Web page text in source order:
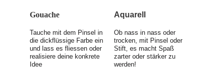
Gouache
Tauche mit dem Pinsel in
die dickflüssige Farbe ein
und lass es fliessen oder
realisiere deine konkrete
Idee
Aquarell
Ob nass in nass oder
trocken, mit Pinsel oder
Stift, es macht Spaß
zarter oder stärker zu
werden!